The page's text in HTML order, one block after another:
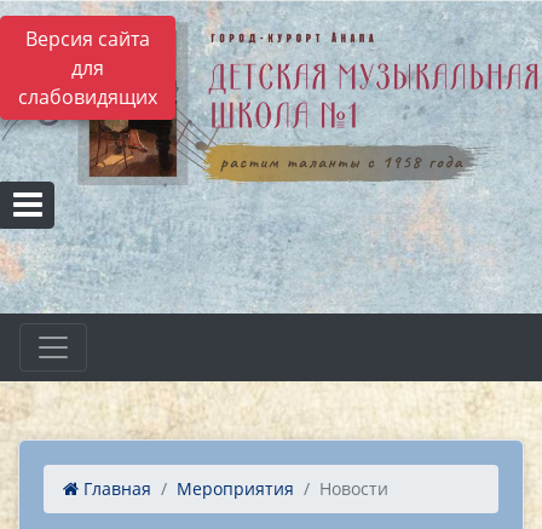
Версия сайта
для
слабовидящих
Главная Мероприятия Новости